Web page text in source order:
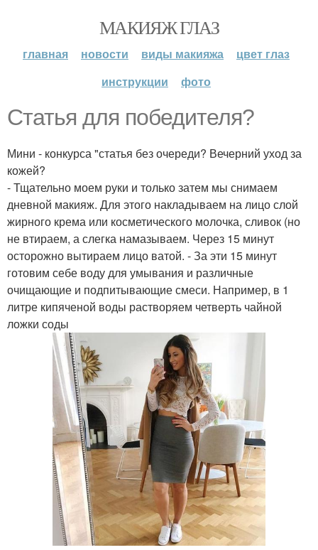
МАКИЯЖ ГЛАЗ
главная новости виды макияжа
цвет глаз
инструкции
фото
Статья для победителя?
Мини - конкурса "статья без очереди? Вечерний уход за
кожей?
- Тщательно моем руки и только затем мы снимаем
дневной макияж. Для этого накладываем на лицо слой
жирного крема или косметического молочка, сливок (но
не втираем, а слегка намазываем. Через 15 минут
осторожно вытираем лицо ватой. - За эти 15 минут
готовим себе воду для умывания и различные
очищающие и подпитывающие смеси. Например, в 1
литре кипяченой воды растворяем четверть чайной
ложки соды